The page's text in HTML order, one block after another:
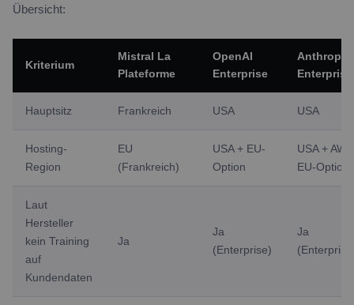
Übersicht:
Kriterium
Mistral La
Plateforme
OpenAI
Enterprise
Anthropic
Enterprise
Hauptsitz Frankreich USA USA
Hosting-
Region
EU
(Frankreich)
USA + EU-
Option
USA + AWS
EU-Option
Laut
Hersteller
kein Training
auf
Kundendaten
Ja
Ja
(Enterprise)
Ja